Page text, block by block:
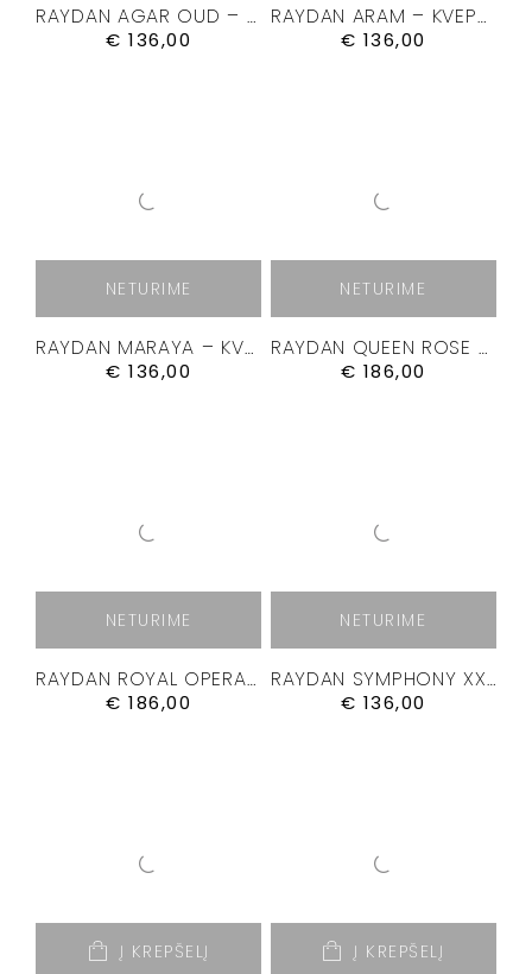
RAYDAN AGAR OUD – KVEPALAI 50ML.
€ 136,00
RAYDAN ARAM – KVEPALAI 50ML.
€ 136,00
NETURIME
RAYDAN MARAYA – KVEPALAI 50ML.
€ 136,00
NETURIME
RAYDAN QUEEN ROSE – KVEPALAI 100ML.
€ 186,00
NETURIME
RAYDAN ROYAL OPERA – KVEPALAI 100ML.
€ 186,00
NETURIME
RAYDAN SYMPHONY XXIII – KVEPALAI 50ML
€ 136,00
Į KREPŠELĮ Į KREPŠELĮ